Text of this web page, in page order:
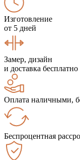
Изготовление
от 5 дней
Замер, дизайн
и доставка бесплатно
Оплата наличными,
Беспроцентная